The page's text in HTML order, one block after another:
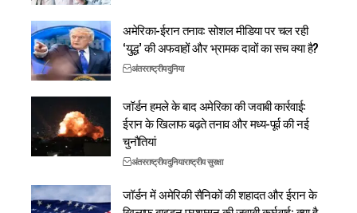
अमेरिका-ईरान तनाव: सोशल मीडिया पर चल रही
‘युद्ध’ की अफवाहों और भ्रामक दावों का सच क्या है?
अंतरराष्ट्रीयदुनिया
जॉर्डन हमले के बाद अमेरिका की जवाबी कार्रवाई:
ईरान के खिलाफ बढ़ते तनाव और मध्य-पूर्व की नई
चुनौतियां
अंतरराष्ट्रीयदुनियाराष्ट्रीय सुरक्षा
जॉर्डन में अमेरिकी सैनिकों की शहादत और ईरान के